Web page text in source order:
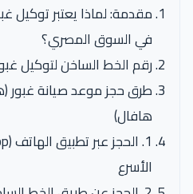
في السوق المصري؟
رقم الخط الساخن لتوكيل
طرق حجز موعد صيانة
هافال)
الأسرع